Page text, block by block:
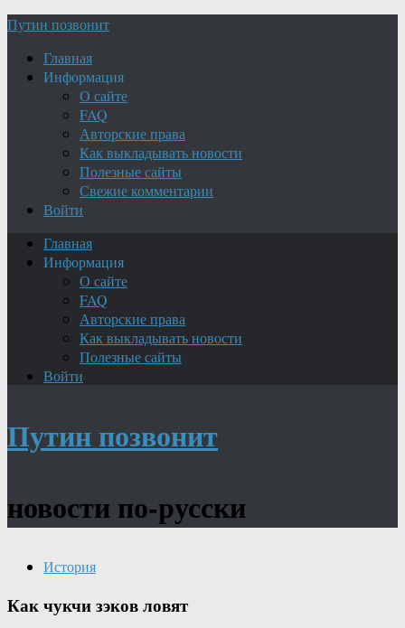
Путин позвонит
Главная
Информация
О сайте
FAQ
Авторские права
Как выкладывать новости
Полезные сайты
Свежие комментарии
Войти
Главная
Информация
О сайте
FAQ
Авторские права
Как выкладывать новости
Полезные сайты
Войти
Путин позвонит
новости по-русски
История
Как чукчи зэков ловят